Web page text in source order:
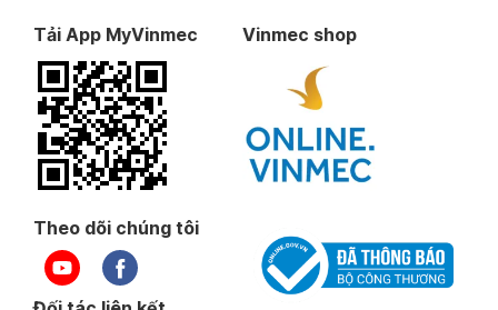
Tải App MyVinmec Vinmec shop
Theo dõi chúng tôi